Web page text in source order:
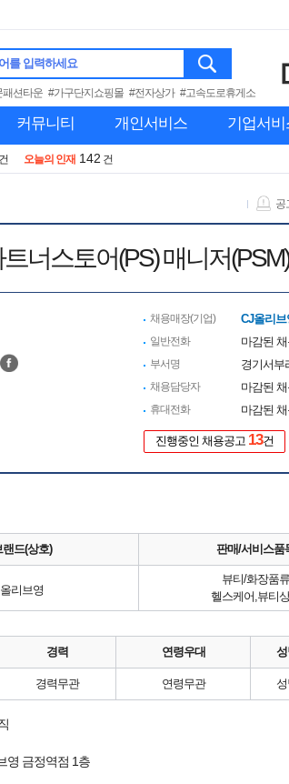
를 입력하세요
패션타운 #가구단지쇼핑몰 #전자상가 #고속도로휴게소
커뮤니티 개인서비스 기업서비
건 오늘의 인재 142 건
공
너스토어(PS) 매니저
채용매장(기업) CJ올리
일반전화 마감된
부서명 경기서부
채용담당자 마감된
휴대전화 마감된
진행중인 채용공고 13건
랜드(상호) 판매/서비스품
올리브영
뷰티/화장품류
헬스케어,뷰티
경력 연령우대
경력무관 연령무관
영 금정역점 1층